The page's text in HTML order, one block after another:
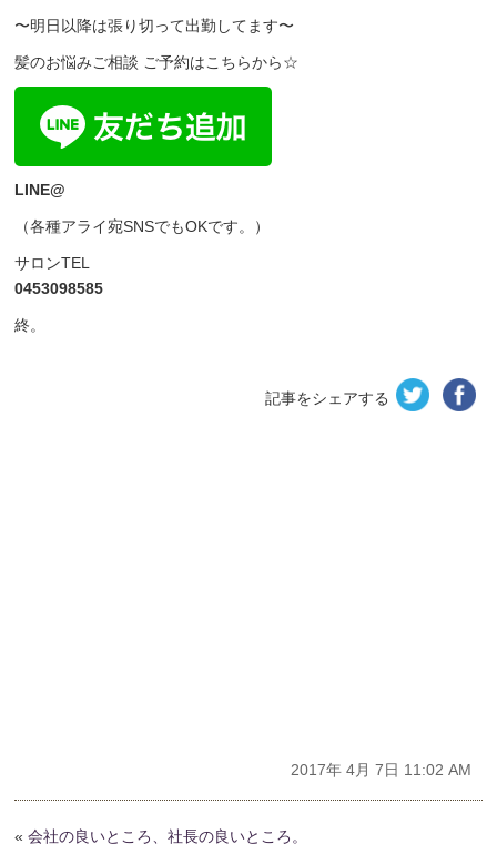
〜明日以降は張り切って出勤してます〜
髪のお悩みご相談 ご予約はこちらから☆
LINE@
（各種アライ宛SNSでもOKです。）
サロンTEL
0453098585
終。
記事をシェアする
2017年 4月 7日 11:02 AM
«会社の良いところ、社長の良いところ。